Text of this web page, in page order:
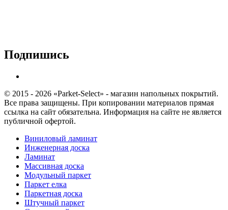
Подпишись
© 2015 - 2026 «Parket-Select» - магазин напольных покрытий.
Все права защищены. При копировании материалов прямая
ссылка на сайт обязательна. Информация на сайте не является
публичной офертой.
Виниловый ламинат
Инженерная доска
Ламинат
Массивная доска
Модульный паркет
Паркет елка
Паркетная доска
Штучный паркет